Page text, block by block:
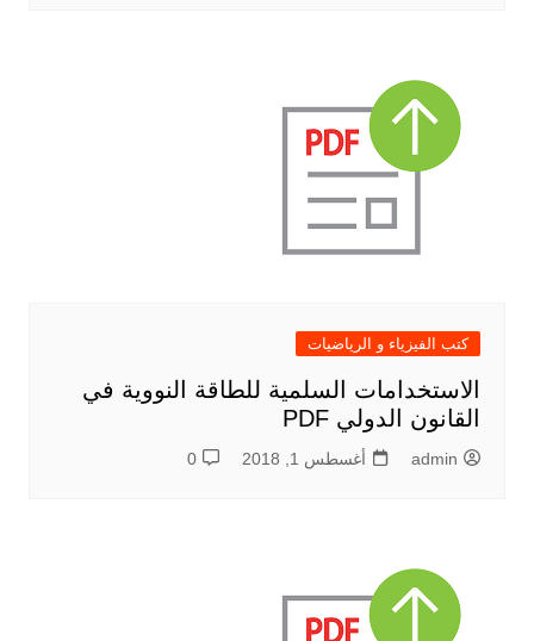
كتب الفيزياء و الرياضيات
الاستخدامات السلمية للطاقة النووية في
القانون الدولي PDF
admin أغسطس 1, 2018 0